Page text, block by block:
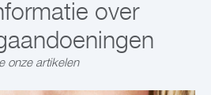
over
onze artikelen